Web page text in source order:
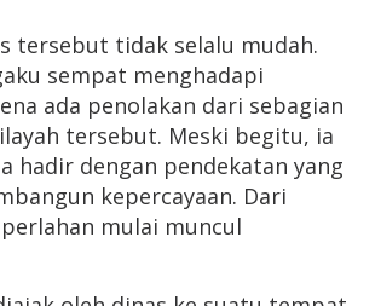
tersebut tidak selalu mudah.
sempat menghadapi
ada penolakan dari sebagian
tersebut. Meski begitu, ia
hadir dengan pendekatan yang
kepercayaan. Dari
mulai muncul